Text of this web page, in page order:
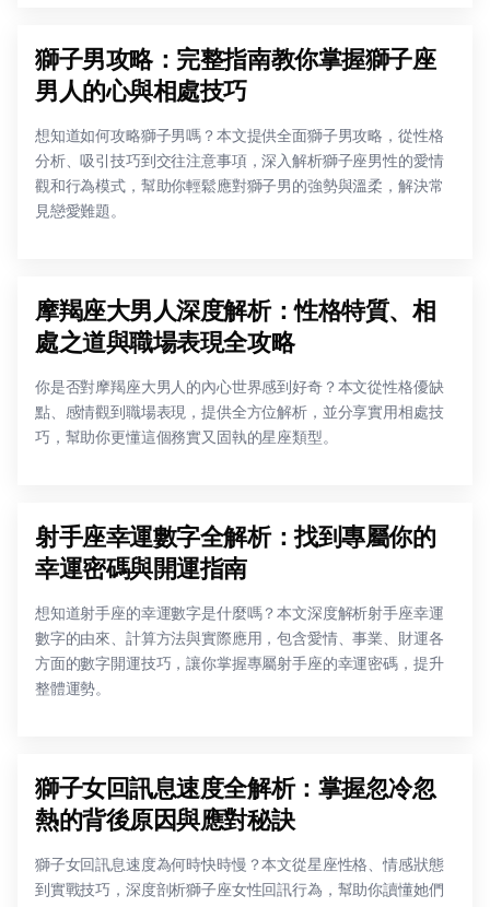
獅子男攻略：完整指南教你掌握獅子座
男人的心與相處技巧
想知道如何攻略獅子男嗎？本文提供全面獅子男攻略，從性格
分析、吸引技巧到交往注意事項，深入解析獅子座男性的愛情
觀和行為模式，幫助你輕鬆應對獅子男的強勢與溫柔，解決常
見戀愛難題。
摩羯座大男人深度解析：性格特質、相
處之道與職場表現全攻略
你是否對摩羯座大男人的內心世界感到好奇？本文從性格優缺
點、感情觀到職場表現，提供全方位解析，並分享實用相處技
巧，幫助你更懂這個務實又固執的星座類型。
射手座幸運數字全解析：找到專屬你的
幸運密碼與開運指南
想知道射手座的幸運數字是什麼嗎？本文深度解析射手座幸運
數字的由來、計算方法與實際應用，包含愛情、事業、財運各
方面的數字開運技巧，讓你掌握專屬射手座的幸運密碼，提升
整體運勢。
獅子女回訊息速度全解析：掌握忽冷忽
熱的背後原因與應對秘訣
獅子女回訊息速度為何時快時慢？本文從星座性格、情感狀態
到實戰技巧，深度剖析獅子座女性回訊行為，幫助你讀懂她們